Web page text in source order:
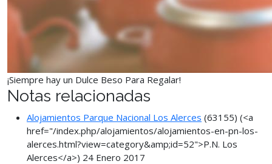
¡Siempre hay un Dulce Beso Para Regalar!
Notas relacionadas
Alojamientos Parque Nacional Los Alerces (63155) (<a
href="/index.php/alojamientos/alojamientos-en-pn-los-
alerces.html?view=category&amp;id=52">P.N. Los
Alerces</a>) 24 Enero 2017